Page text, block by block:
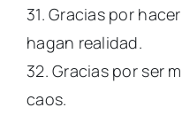
31. Gracias por
hagan realidad.
32. Gracias por ser
caos.